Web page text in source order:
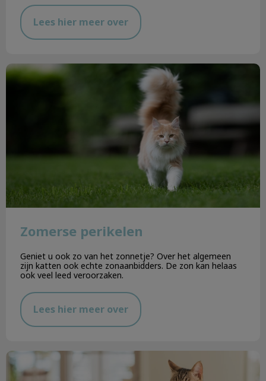
Lees hier meer over
Zomerse perikelen
Zomerse perikelen
Geniet u ook zo van het zonnetje? Over het algemeen
zijn katten ook echte zonaanbidders. De zon kan helaas
ook veel leed veroorzaken.
Lees hier meer over
Gebitsverzorging bij de kat